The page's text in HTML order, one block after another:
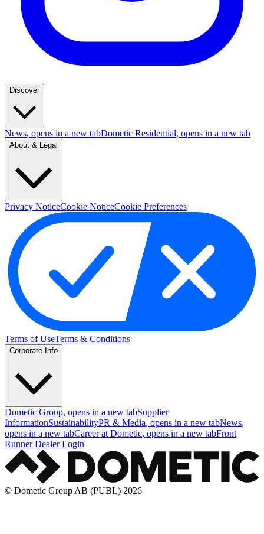
Discover
News, opens in a new tabDometic Residential, opens in a new tab
About & Legal
Privacy NoticeCookie NoticeCookie Preferences
Terms of UseTerms & Conditions
Corporate Info
Dometic Group, opens in a new tabSupplier
InformationSustainabilityPR & Media, opens in a new tabNews,
opens in a new tabCareer at Dometic, opens in a new tabFront
Runner Dealer Login
© Dometic Group AB (PUBL) 2026